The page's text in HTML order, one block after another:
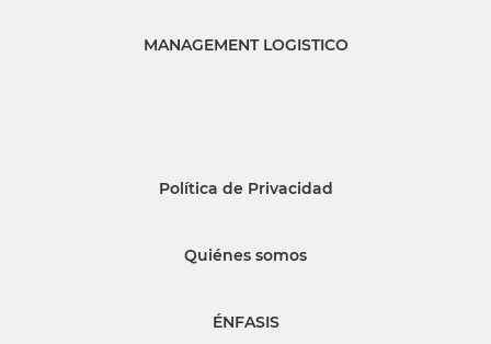
MANAGEMENT LOGISTICO
Política de Privacidad
Quiénes somos
ÉNFASIS